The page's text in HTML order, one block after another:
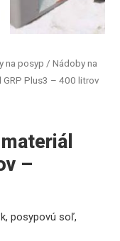
na posyp / Nádoby na
Plus3 – 400 litrov
–
posypovú soľ,